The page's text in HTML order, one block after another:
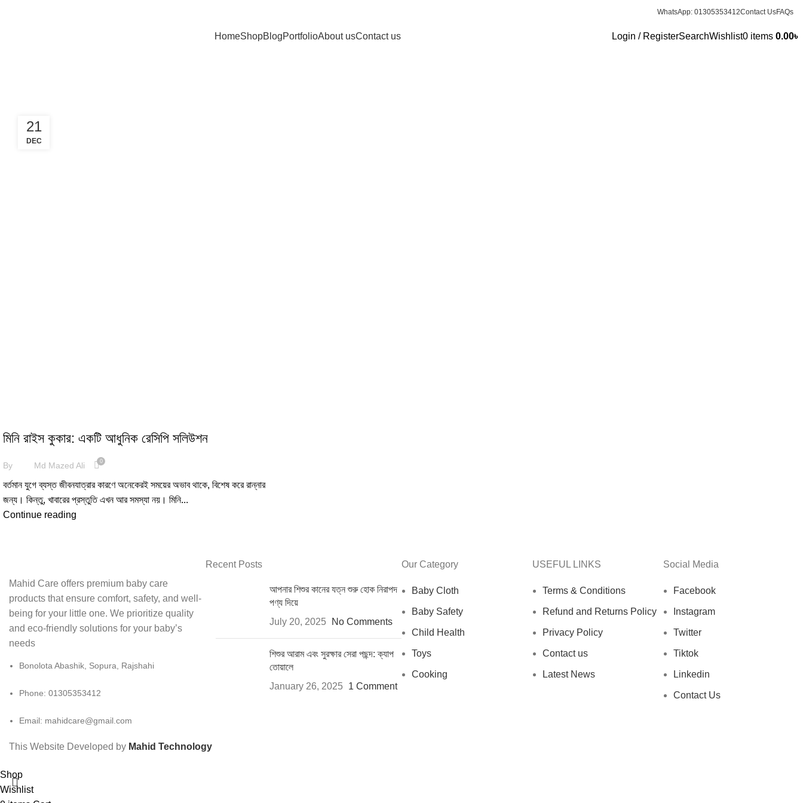
WhatsApp: 01305353412Contact UsFAQs
HomeShopBlogPortfolioAbout usContact us Login / RegisterSearchWishlist0 items 0.00৳
21
DEC
মিনি রাইস কুকার: একটি আধুনিক রেসিপি সলিউশন
By Md Mazed Ali 0
বর্তমান যুগে ব্যস্ত জীবনযাত্রার কারণে অনেকেরই সময়ের অভাব থাকে, বিশেষ করে রান্নার
জন্য। কিন্তু, খাবারের প্রস্তুতি এখন আর সমস্যা নয়। মিনি...
Continue reading
Mahid Care offers premium baby care
products that ensure comfort, safety, and well-
being for your little one. We prioritize quality
and eco-friendly solutions for your baby’s
needs
Bonolota Abashik, Sopura, Rajshahi
Phone: 01305353412
Email: mahidcare@gmail.com
Recent Posts
আপনার শিশুর কানের যত্ন শুরু হোক নিরাপদ
পণ্য দিয়ে
July 20, 2025
No Comments
শিশুর আরাম এবং সুরক্ষার সেরা পছন্দ: ক্যাপ
তোয়ালে
January 26, 2025
1 Comment
Our Category
Baby Cloth
Baby Safety
Child Health
Toys
Cooking
USEFUL LINKS
Terms & Conditions
Refund and Returns Policy
Privacy Policy
Contact us
Latest News
Social Media
Facebook
Instagram
Twitter
Tiktok
Linkedin
Contact Us
This Website Developed by Mahid Technology
Shop
Wishlist